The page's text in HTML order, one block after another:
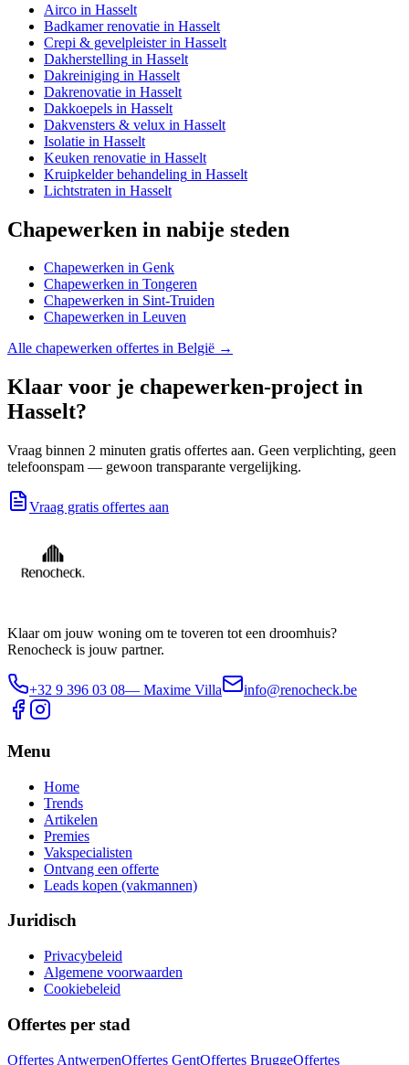
Airco in Hasselt
Badkamer renovatie in Hasselt
Crepi & gevelpleisterin Hasselt
Dakherstelling in Hasselt
Dakreiniging in Hasselt
Dakrenovatie in Hasselt
Dakkoepels in Hasselt
Dakvensters & velux in Hasselt
Isolatie in Hasselt
Keuken renovatie in Hasselt
Kruipkelder behandeling in Hasselt
Lichtstraten in Hasselt
Chapewerken in nabije steden
Chapewerken in Genk
Chapewerken in Tongeren
Chapewerken in Sint-Truiden
Chapewerken in Leuven
Alle chapewerken offertes in België →
Klaar voor je chapewerken-project in
Hasselt?
Vraag binnen 2 minuten gratis offertes aan. Geen verplichting, geen
telefoonspam — gewoon transparante vergelijking.
Vraag gratis offertes aan
Klaar om jouw woning om te toveren tot een droomhuis?
Renocheck is jouw partner.
+32 9 396 03 08— Maxime Villa info@renocheck.be
Menu
Home
Trends
Artikelen
Premies
Vakspecialisten
Ontvang een offerte
Leads kopen (vakmannen)
Juridisch
Privacybeleid
Algemene voorwaarden
Cookiebeleid
Offertes per stad
Offertes AntwerpenOffertes GentOffertes BruggeOffertes